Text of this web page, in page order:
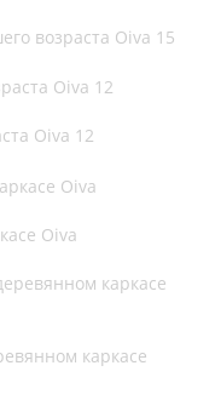
возраста Oiva 15
Oiva 12
Oiva
каркасе